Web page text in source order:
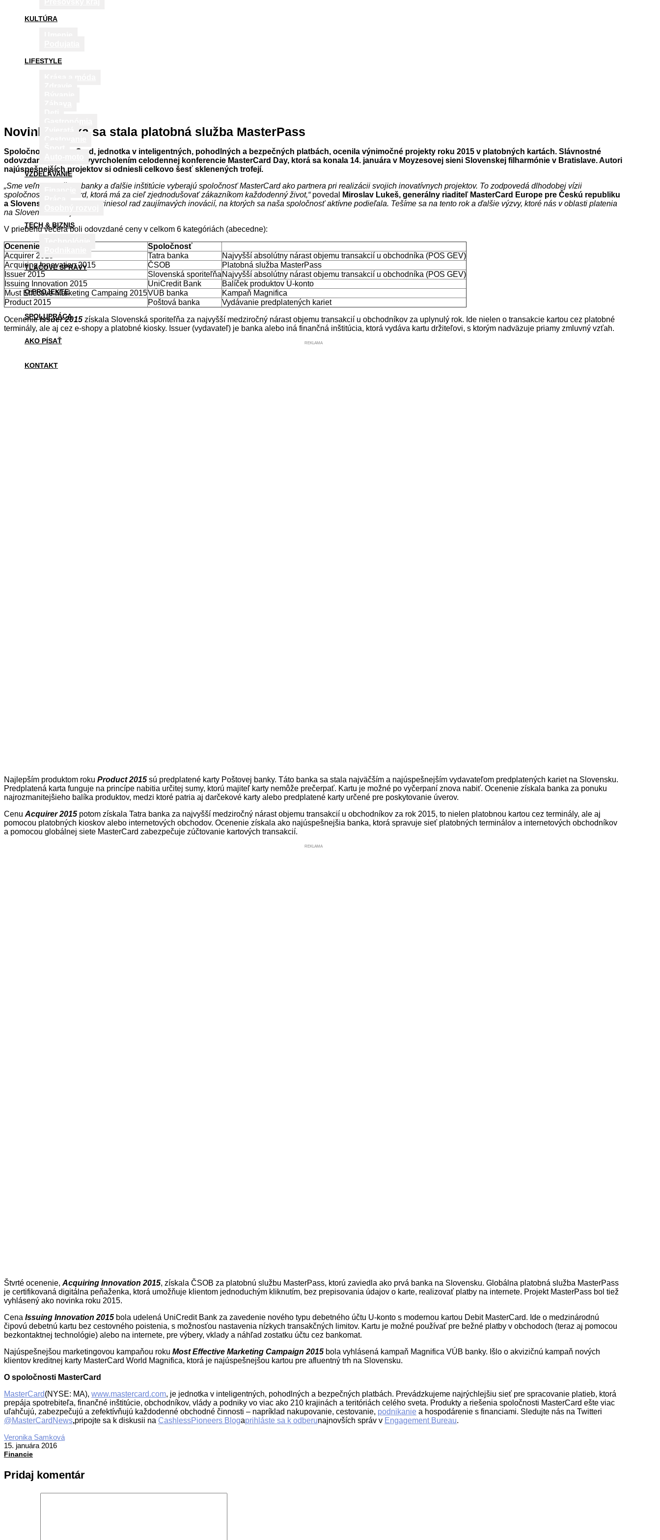
KULTÚRA
LIFESTYLE
VZDELÁVANIE
TECH & BIZNIS
TLAČOVÉ SPRÁVY
O PROJEKTE
SPOLUPRÁCA
AKO PÍSAŤ
KONTAKT
Novinkou roka sa stala platobná služba MasterPass
Spoločnosť MasterCard, jednotka v inteligentných, pohodlných a bezpečných platbách, ocenila výnimočné projekty roku 2015 v platobných kartách. Slávnostné
odovzdanie cien bolo vyvrcholením celodennej konferencie MasterCard Day, ktorá sa konala 14. januára v Moyzesovej sieni Slovenskej filharmónie v Bratislave. Autori
najúspešnejších projektov si odniesli celkovo šesť sklenených trofejí.
„Sme veľmi radi, že si banky a ďalšie inštitúcie vyberajú spoločnosť MasterCard ako partnera pri realizácii svojich inovatívnych projektov. To zodpovedá dlhodobej vízii
spoločnosti MasterCard, ktorá má za cieľ zjednodušovať zákazníkom každodenný život,“ povedal
Miroslav Lukeš, generálny riaditeľ MasterCard Europe pre Českú republiku
a Slovensko
, „aj rok 2015 priniesol rad zaujímavých inovácií, na ktorých sa naša spoločnosť aktívne podieľala. Tešíme sa na tento rok a ďalšie výzvy, ktoré nás v oblasti platenia
na Slovensku čakajú.“
V priebehu večera boli odovzdané ceny v celkom 6 kategóriách (abecedne):
Ocenenie
Spoločnosť
Acquirer 2015
Tatra banka
Najvyšší absolútny nárast objemu transakcií u obchodníka (POS GEV)
Acquiring Innovation 2015
ČSOB
Platobná služba MasterPass
Issuer 2015
Slovenská sporiteľňa Najvyšší absolútny nárast objemu transakcií u obchodníka (POS GEV)
Issuing Innovation 2015
UniCredit Bank
Balíček produktov U-konto
Most Effective Marketing Campaing 2015VÚB banka
Kampaň Magnifica
Product 2015
Poštová banka Vydávanie predplatených kariet
OcenenieIssuer 2015 získala Slovenská sporiteľňa za najvyšší medziročný nárast objemu transakcií u obchodníkov za uplynulý rok. Ide nielen o transakcie kartou cez platobné
terminály, ale aj cez e-shopy a platobné kiosky. Issuer (vydavateľ) je banka alebo iná finančná inštitúcia, ktorá vydáva kartu držiteľovi, s ktorým nadväzuje priamy zmluvný vzťah.
REKLAMA
Najlepším produktom roku Product 2015 sú predplatené karty Poštovej banky. Táto banka sa stala najväčším a najúspešnejším vydavateľom predplatených kariet na Slovensku.
Predplatená karta funguje na princípe nabitia určitej sumy, ktorú majiteľ karty nemôže prečerpať. Kartu je možné po vyčerpaní znova nabiť. Ocenenie získala banka za ponuku
najrozmanitejšieho balíka produktov, medzi ktoré patria aj darčekové karty alebo predplatené karty určené pre poskytovanie úverov.
Cenu Acquirer 2015 potom získala Tatra banka za najvyšší medziročný nárast objemu transakcií u obchodníkov za rok 2015, to nielen platobnou kartou cez terminály, ale aj
pomocou platobných kioskov alebo internetových obchodov. Ocenenie získala ako najúspešnejšia banka, ktorá spravuje sieť platobných terminálov a internetových obchodníkov
a pomocou globálnej siete MasterCard zabezpečuje zúčtovanie kartových transakcií.
REKLAMA
Štvrté ocenenie, Acquiring Innovation 2015, získala ČSOB za platobnú službu MasterPass, ktorú zaviedla ako prvá banka na Slovensku. Globálna platobná služba MasterPass
je certifikovaná digitálna peňaženka, ktorá umožňuje klientom jednoduchým kliknutím, bez prepisovania údajov o karte, realizovať platby na internete. Projekt MasterPass bol tiež
vyhlásený ako novinka roku 2015.
Cena Issuing Innovation 2015 bola udelená UniCredit Bank za zavedenie nového typu debetného účtu U-konto s modernou kartou Debit MasterCard. Ide o medzinárodnú
čipovú debetnú kartu bez cestovného poistenia, s možnosťou nastavenia nízkych transakčných limitov. Kartu je možné používať pre bežné platby v obchodoch (teraz aj pomocou
bezkontaktnej technológie) alebo na internete, pre výbery, vklady a náhľad zostatku účtu cez bankomat.
Najúspešnejšou marketingovou kampaňou roku Most Effective Marketing Campaign 2015 bola vyhlásená kampaň Magnifica VÚB banky. Išlo o akvizičnú kampaň nových
klientov kreditnej karty MasterCard World Magnifica, ktorá je najúspešnejšou kartou pre afluentný trh na Slovensku.
O spoločnosti MasterCard
MasterCard(NYSE: MA), www.mastercard.com, je jednotka v inteligentných, pohodlných a bezpečných platbách. Prevádzkujeme najrýchlejšiu sieť pre spracovanie platieb, ktorá
prepája spotrebiteľa, finančné inštitúcie, obchodníkov, vlády a podniky vo viac ako 210 krajinách a teritóriách celého sveta. Produkty a riešenia spoločnosti MasterCard ešte viac
uľahčujú, zabezpečujú a zefektívňujú každodenné obchodné činnosti – napríklad nakupovanie, cestovanie, podnikanie a hospodárenie s financiami. Sledujte nás na Twitteri
@MasterCardNews,pripojte sa k diskusii na CashlessPioneers Blogaprihláste sa k odberunajnovších správ v Engagement Bureau.
2016-
01-
15
Veronika Samková
15. januára 2016
Financie
Pridaj komentár